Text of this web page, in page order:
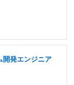
発エンジニア